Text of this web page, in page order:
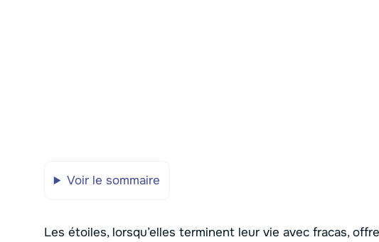
Voir le sommaire
Les étoiles, lorsqu’elles terminent leur vie avec fracas,